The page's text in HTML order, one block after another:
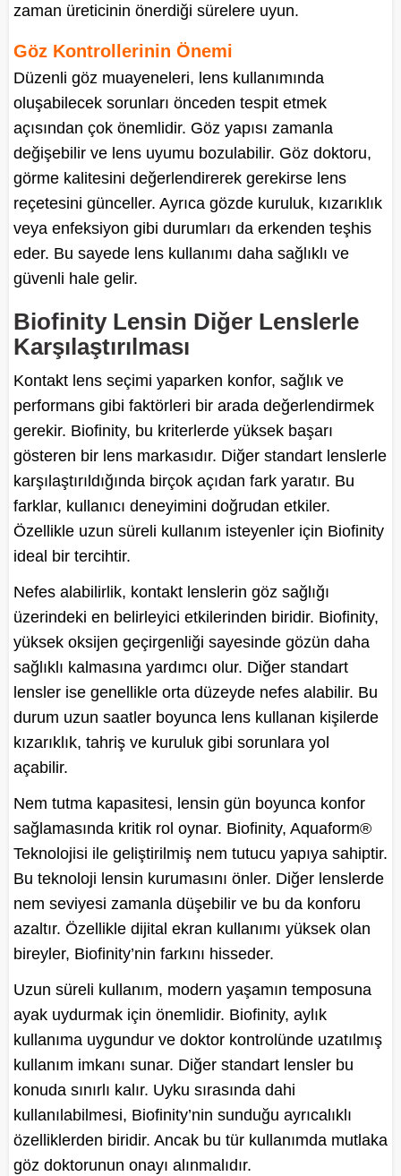
zaman üreticinin önerdiği sürelere uyun.
Göz Kontrollerinin Önemi
Düzenli göz muayeneleri, lens kullanımında
oluşabilecek sorunları önceden tespit etmek
açısından çok önemlidir. Göz yapısı zamanla
değişebilir ve lens uyumu bozulabilir. Göz doktoru,
görme kalitesini değerlendirerek gerekirse lens
reçetesini günceller. Ayrıca gözde kuruluk, kızarıklık
veya enfeksiyon gibi durumları da erkenden teşhis
eder. Bu sayede lens kullanımı daha sağlıklı ve
güvenli hale gelir.
Biofinity Lensin Diğer Lenslerle
Karşılaştırılması
Kontakt lens seçimi yaparken konfor, sağlık ve
performans gibi faktörleri bir arada değerlendirmek
gerekir. Biofinity, bu kriterlerde yüksek başarı
gösteren bir lens markasıdır. Diğer standart lenslerle
karşılaştırıldığında birçok açıdan fark yaratır. Bu
farklar, kullanıcı deneyimini doğrudan etkiler.
Özellikle uzun süreli kullanım isteyenler için Biofinity
ideal bir tercihtir.
Nefes alabilirlik, kontakt lenslerin göz sağlığı
üzerindeki en belirleyici etkilerinden biridir. Biofinity,
yüksek oksijen geçirgenliği sayesinde gözün daha
sağlıklı kalmasına yardımcı olur. Diğer standart
lensler ise genellikle orta düzeyde nefes alabilir. Bu
durum uzun saatler boyunca lens kullanan kişilerde
kızarıklık, tahriş ve kuruluk gibi sorunlara yol
açabilir.
Nem tutma kapasitesi, lensin gün boyunca konfor
sağlamasında kritik rol oynar. Biofinity, Aquaform®
Teknolojisi ile geliştirilmiş nem tutucu yapıya sahiptir.
Bu teknoloji lensin kurumasını önler. Diğer lenslerde
nem seviyesi zamanla düşebilir ve bu da konforu
azaltır. Özellikle dijital ekran kullanımı yüksek olan
bireyler, Biofinity’nin farkını hisseder.
Uzun süreli kullanım, modern yaşamın temposuna
ayak uydurmak için önemlidir. Biofinity, aylık
kullanıma uygundur ve doktor kontrolünde uzatılmış
kullanım imkanı sunar. Diğer standart lensler bu
konuda sınırlı kalır. Uyku sırasında dahi
kullanılabilmesi, Biofinity’nin sunduğu ayrıcalıklı
özelliklerden biridir. Ancak bu tür kullanımda mutlaka
göz doktorunun onayı alınmalıdır.